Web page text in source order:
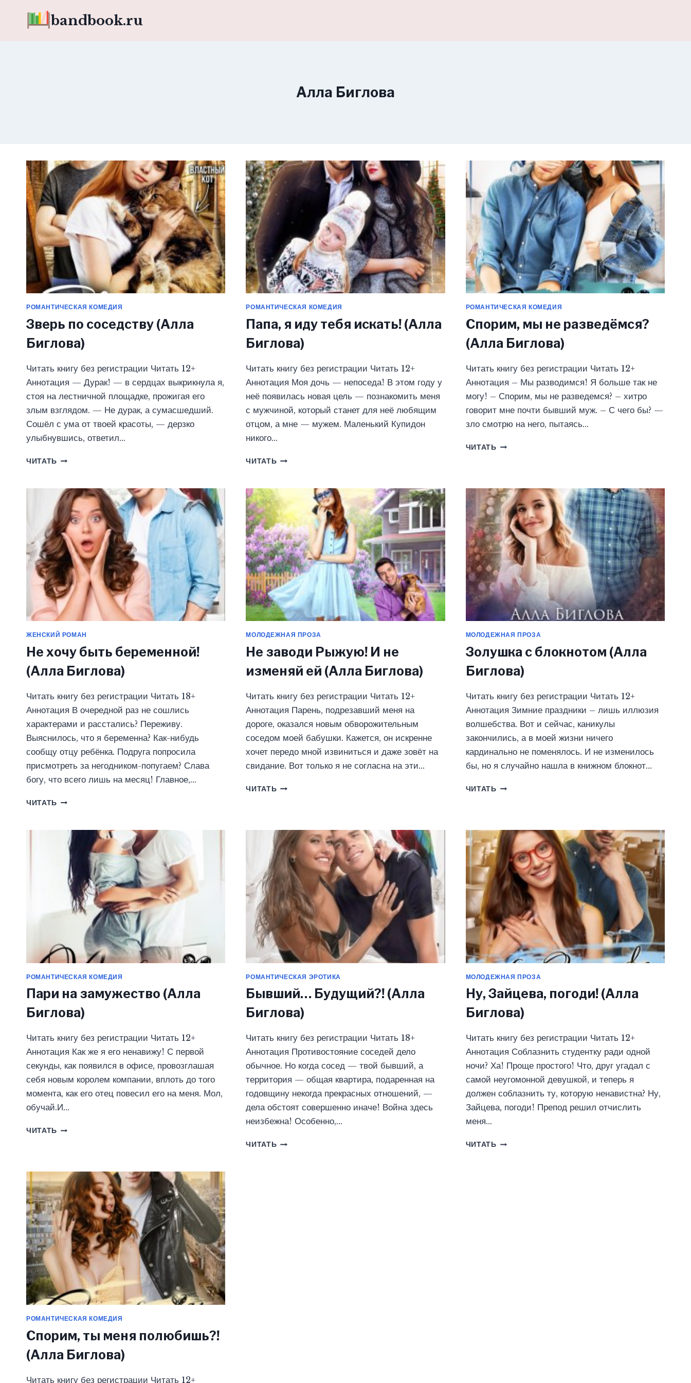
bandbook.ru
Алла Биглова
РОМАНТИЧЕСКАЯ КОМЕДИЯ
Зверь по соседству (Алла
Биглова)
Читать книгу без регистрации Читать 12+
Аннотация — Дурак! — в сердцах выкрикнула я,
стоя на лестничной площадке, прожигая его
злым взглядом. — Не дурак, а сумасшедший.
Сошёл с ума от твоей красоты, — дерзко
улыбнувшись, ответил…
ЧИТАТЬ ЗВЕРЬ
(АЛЛА
БИГЛОВА)
РОМАНТИЧЕСКАЯ КОМЕДИЯ
Папа, я иду тебя искать! (Алла
Биглова)
Читать книгу без регистрации Читать 12+
Аннотация Моя дочь — непоседа! В этом году у
неё появилась новая цель — познакомить меня
с мужчиной, который станет для неё любящим
отцом, а мне — мужем. Маленький Купидон
никого…
ЧИТАТЬ ПАПА,
ИСКАТЬ!
(АЛЛА
БИГЛОВА)
РОМАНТИЧЕСКАЯ КОМЕДИЯ
Спорим, мы не разведёмся?
(Алла Биглова)
Читать книгу без регистрации Читать 12+
Аннотация – Мы разводимся! Я больше так не
могу! – Спорим, мы не разведемся? – хитро
говорит мне почти бывший муж. – С чего бы? —
зло смотрю на него, пытаясь…
ЧИТАТЬ СПОРИМ,
(АЛЛА
БИГЛОВА)
ЖЕНСКИЙ РОМАН
Не хочу быть беременной!
(Алла Биглова)
Читать книгу без регистрации Читать 18+
Аннотация В очередной раз не сошлись
характерами и расстались? Переживу.
Выяснилось, что я беременна? Как-нибудь
сообщу отцу ребёнка. Подруга попросила
присмотреть за негодником-попугаем? Слава
богу, что всего лишь на месяц! Главное,…
ЧИТАТЬ НЕ
БЕРЕМЕННОЙ!
(АЛЛА
БИГЛОВА)
МОЛОДЕЖНАЯ ПРОЗА
Не заводи Рыжую! И не
изменяй ей (Алла Биглова)
Читать книгу без регистрации Читать 12+
Аннотация Парень, подрезавший меня на
дороге, оказался новым обворожительным
соседом моей бабушки. Кажется, он искренне
хочет передо мной извиниться и даже зовёт на
свидание. Вот только я не согласна на эти…
ЧИТАТЬ НЕ
НЕ
ИЗМЕНЯЙ
ЕЙ
(АЛЛА
БИГЛОВА)
МОЛОДЕЖНАЯ ПРОЗА
Золушка с блокнотом (Алла
Биглова)
Читать книгу без регистрации Читать 12+
Аннотация Зимние праздники – лишь иллюзия
волшебства. Вот и сейчас, каникулы
закончились, а в моей жизни ничего
кардинально не поменялось. И не изменилось
бы, но я случайно нашла в книжном блокнот…
ЧИТАТЬ ЗОЛУШКА
БИГЛОВА)
РОМАНТИЧЕСКАЯ КОМЕДИЯ
Пари на замужество (Алла
Биглова)
Читать книгу без регистрации Читать 12+
Аннотация Как же я его ненавижу! С первой
секунды, как появился в офисе, провозглашая
себя новым королем компании, вплоть до того
момента, как его отец повесил его на меня. Мол,
обучай.И…
ЧИТАТЬ ПАРИ
БИГЛОВА)
РОМАНТИЧЕСКАЯ ЭРОТИКА
Бывший… Будущий?! (Алла
Биглова)
Читать книгу без регистрации Читать 18+
Аннотация Противостояние соседей дело
обычное. Но когда сосед — твой бывший, а
территория — общая квартира, подаренная на
годовщину некогда прекрасных отношений, —
дела обстоят совершенно иначе! Война здесь
неизбежна! Особенно,…
ЧИТАТЬ БЫВШИЙ…
МОЛОДЕЖНАЯ ПРОЗА
Ну, Зайцева, погоди! (Алла
Биглова)
Читать книгу без регистрации Читать 12+
Аннотация Соблазнить студентку ради одной
ночи? Ха! Проще простого! Что, друг угадал с
самой неугомонной девушкой, и теперь я
должен соблазнить ту, которую ненавистна? Ну,
Зайцева, погоди! Препод решил отчислить
меня…
ЧИТАТЬ НУ,
РОМАНТИЧЕСКАЯ КОМЕДИЯ
Спорим, ты меня полюбишь?!
(Алла Биглова)
Читать книгу без регистрации Читать 12+